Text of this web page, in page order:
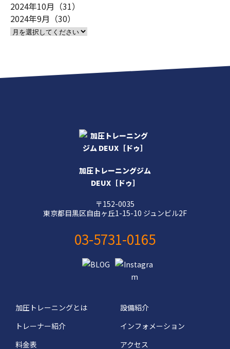
2024年10月（31）
2024年9月（30）
加圧トレーニングジム
DEUX［ドゥ］
〒152-0035
東京都目黒区自由ヶ丘1-15-10 ジュンビル2F
03-5731-0165
加圧トレーニングとは
設備紹介
トレーナー紹介
インフォメーション
料金表
アクセス